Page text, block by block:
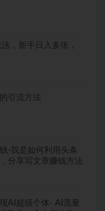
，新手日入多张，
引流方法
-我是如何利用头条
分享写文章赚钱方法
AI超级个体- AI流量